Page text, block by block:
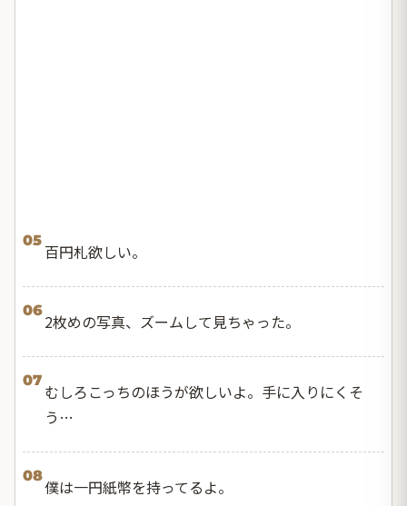
05
百円札欲しい。
06
2枚めの写真、ズームして見ちゃった。
07
むしろこっちのほうが欲しいよ。手に入りにくそ
う…
08
僕は一円紙幣を持ってるよ。